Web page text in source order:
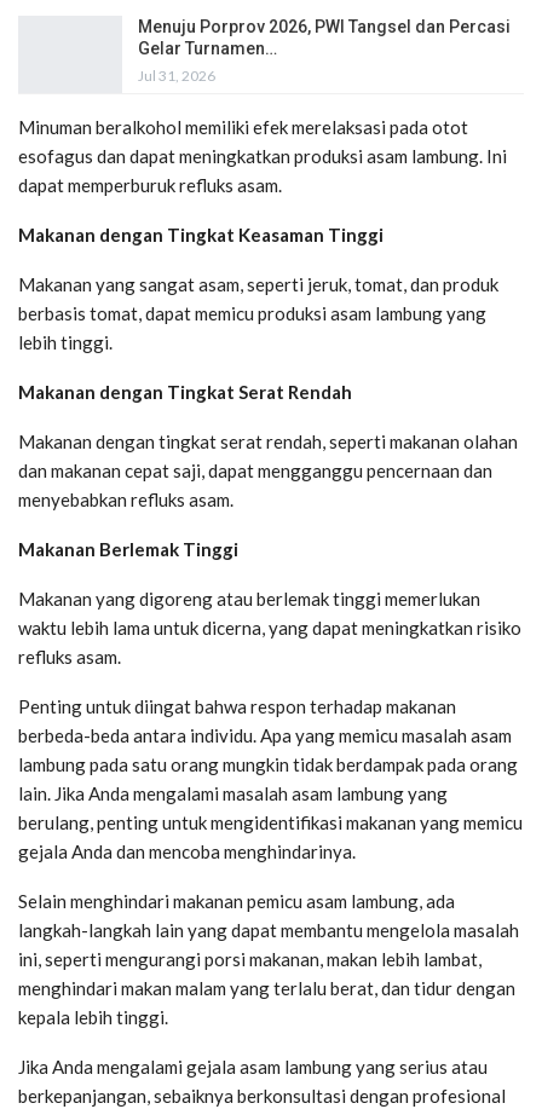
Menuju Porprov 2026, PWI Tangsel dan Percasi
Gelar Turnamen…
Jul 31, 2026
Minuman beralkohol memiliki efek merelaksasi pada otot
esofagus dan dapat meningkatkan produksi asam lambung. Ini
dapat memperburuk refluks asam.
Makanan dengan Tingkat Keasaman Tinggi
Makanan yang sangat asam, seperti jeruk, tomat, dan produk
berbasis tomat, dapat memicu produksi asam lambung yang
lebih tinggi.
Makanan dengan Tingkat Serat Rendah
Makanan dengan tingkat serat rendah, seperti makanan olahan
dan makanan cepat saji, dapat mengganggu pencernaan dan
menyebabkan refluks asam.
Makanan Berlemak Tinggi
Makanan yang digoreng atau berlemak tinggi memerlukan
waktu lebih lama untuk dicerna, yang dapat meningkatkan risiko
refluks asam.
Penting untuk diingat bahwa respon terhadap makanan
berbeda-beda antara individu. Apa yang memicu masalah asam
lambung pada satu orang mungkin tidak berdampak pada orang
lain. Jika Anda mengalami masalah asam lambung yang
berulang, penting untuk mengidentifikasi makanan yang memicu
gejala Anda dan mencoba menghindarinya.
Selain menghindari makanan pemicu asam lambung, ada
langkah-langkah lain yang dapat membantu mengelola masalah
ini, seperti mengurangi porsi makanan, makan lebih lambat,
menghindari makan malam yang terlalu berat, dan tidur dengan
kepala lebih tinggi.
Jika Anda mengalami gejala asam lambung yang serius atau
berkepanjangan, sebaiknya berkonsultasi dengan profesional